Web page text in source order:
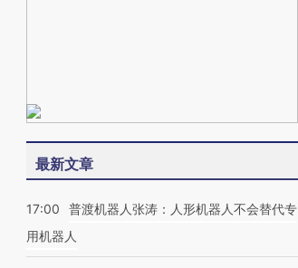
最新文章
17:00
普渡机器人张涛：人形机器人不会替代专
用机器人